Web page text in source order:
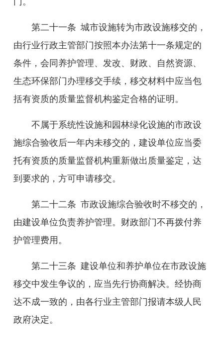
第二十一条 城市设施转为市政设施移交的，
由行业行政主管部门按照本办法第十一条规定的
条件，会同养护管理、发改、财政、自然资源、
生态环保部门办理移交手续，移交材料中应当包
括有资质的质量监督机构鉴定合格的证明。
不属于系统性设施和园林绿化设施的市政设
施综合验收后一年内未移交的，建设单位应当委
托有资质的质量监督机构重新做出质量鉴定，达
到要求的，方可申请移交。
第二十二条 市政设施综合验收时不移交的，
由建设单位负责养护管理。财政部门不再拨付养
护管理费用。
第二十三条 建设单位和养护单位在市政设施
移交中发生争议的，应当先行协商解决。经协商
达不成一致的，由各行业主管部门报请本级人民
政府决定。